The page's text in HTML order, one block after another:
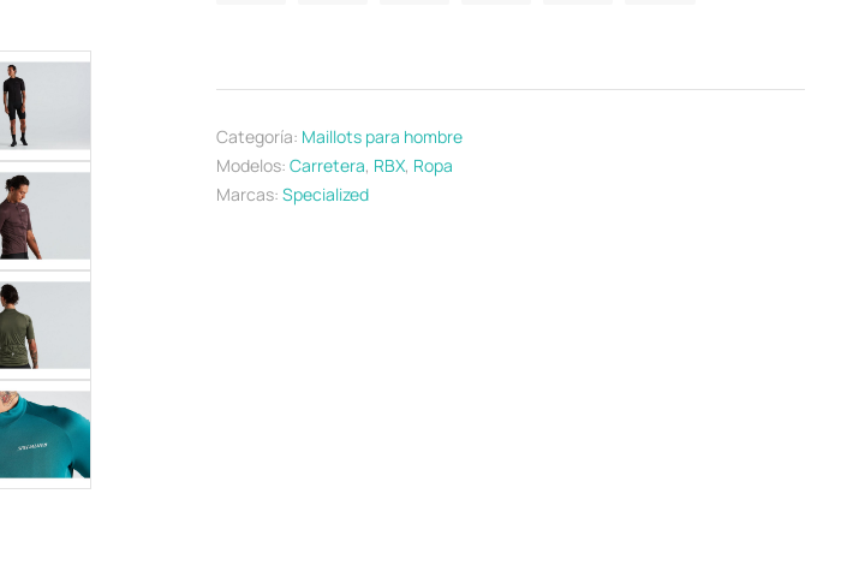
Categoría: Maillots para hombre
Modelos: Carretera, RBX, Ropa
Marcas: Specialized